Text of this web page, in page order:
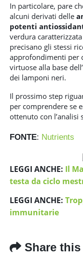
In particolare, pare
alcuni derivati delle
potenti
verdura
precisano gli stessi
approfondimenti per
virtuose alla base
dei lamponi neri.
Il prossimo step
per comprendere se
ottenuto con l’analisi
FONTE: Nutrients
LEGGI ANCHE: Il
testa da ciclo
LEGGI ANCHE:
immunitarie
Share